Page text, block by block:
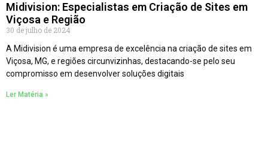
Midivision: Especialistas em Criação de Sites em
Viçosa e Região
30 de julho de 2024
A Midivision é uma empresa de excelência na criação de sites em
Viçosa, MG, e regiões circunvizinhas, destacando-se pelo seu
compromisso em desenvolver soluções digitais
Ler Matéria »